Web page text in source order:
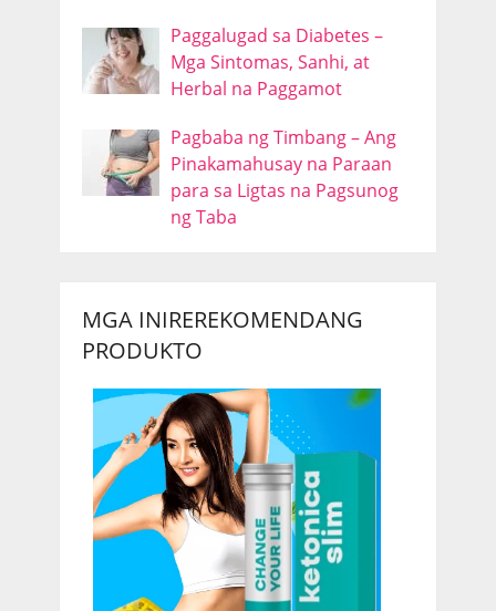
Paggalugad sa Diabetes –
Mga Sintomas, Sanhi, at
Herbal na Paggamot
Pagbaba ng Timbang – Ang
Pinakamahusay na Paraan
para sa Ligtas na Pagsunog
ng Taba
MGA INIREREKOMENDANG
PRODUKTO